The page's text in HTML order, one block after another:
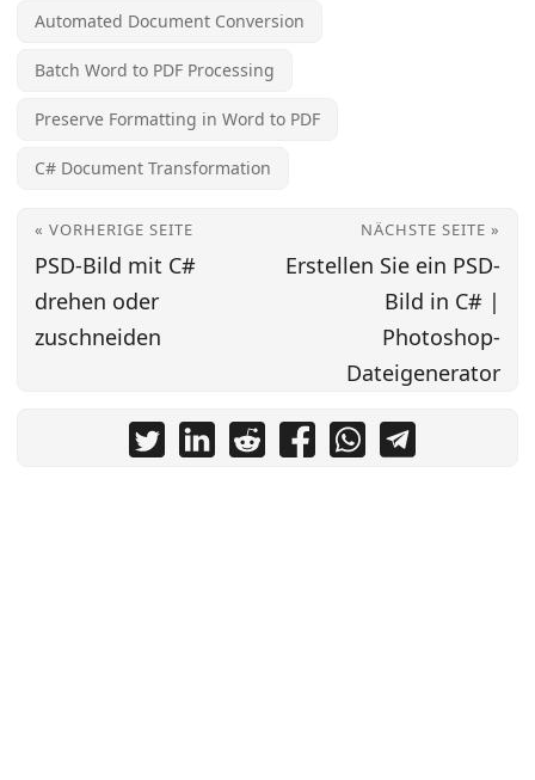
Automated Document Conversion
Batch Word to PDF Processing
Preserve Formatting in Word to PDF
C# Document Transformation
« VORHERIGE SEITE
PSD-Bild mit C#
drehen oder
zuschneiden
NÄCHSTE SEITE »
Erstellen Sie ein PSD-
Bild in C# |
Photoshop-
Dateigenerator